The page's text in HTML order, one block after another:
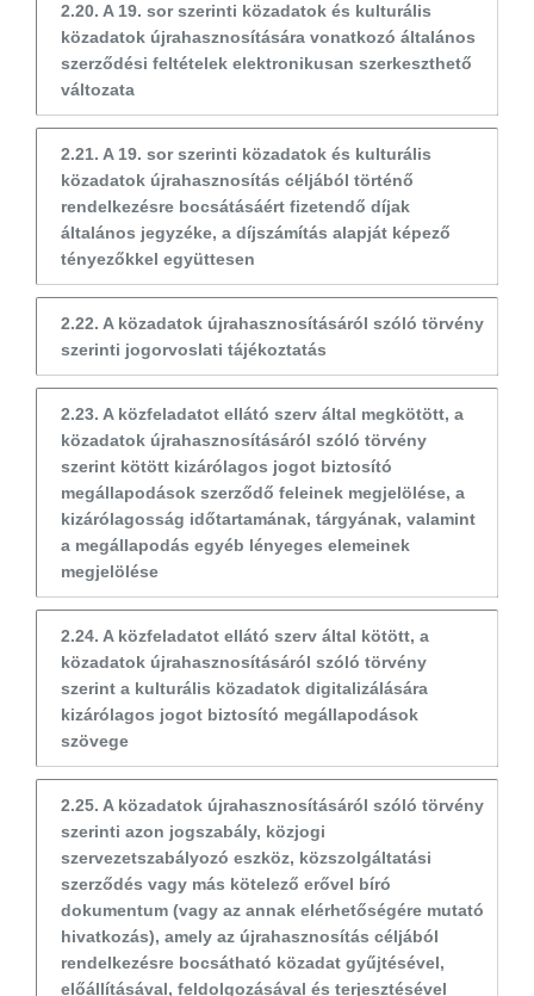
2.20. A 19. sor szerinti közadatok és kulturális
közadatok újrahasznosítására vonatkozó általános
szerződési feltételek elektronikusan szerkeszthető
változata
2.21. A 19. sor szerinti közadatok és kulturális
közadatok újrahasznosítás céljából történő
rendelkezésre bocsátásáért fizetendő díjak
általános jegyzéke, a díjszámítás alapját képező
tényezőkkel együttesen
2.22. A közadatok újrahasznosításáról szóló törvény
szerinti jogorvoslati tájékoztatás
2.23. A közfeladatot ellátó szerv által megkötött, a
közadatok újrahasznosításáról szóló törvény
szerint kötött kizárólagos jogot biztosító
megállapodások szerződő feleinek megjelölése, a
kizárólagosság időtartamának, tárgyának, valamint
a megállapodás egyéb lényeges elemeinek
megjelölése
2.24. A közfeladatot ellátó szerv által kötött, a
közadatok újrahasznosításáról szóló törvény
szerint a kulturális közadatok digitalizálására
kizárólagos jogot biztosító megállapodások
szövege
2.25. A közadatok újrahasznosításáról szóló törvény
szerinti azon jogszabály, közjogi
szervezetszabályozó eszköz, közszolgáltatási
szerződés vagy más kötelező erővel bíró
dokumentum (vagy az annak elérhetőségére mutató
hivatkozás), amely az újrahasznosítás céljából
rendelkezésre bocsátható közadat gyűjtésével,
előállításával, feldolgozásával és terjesztésével